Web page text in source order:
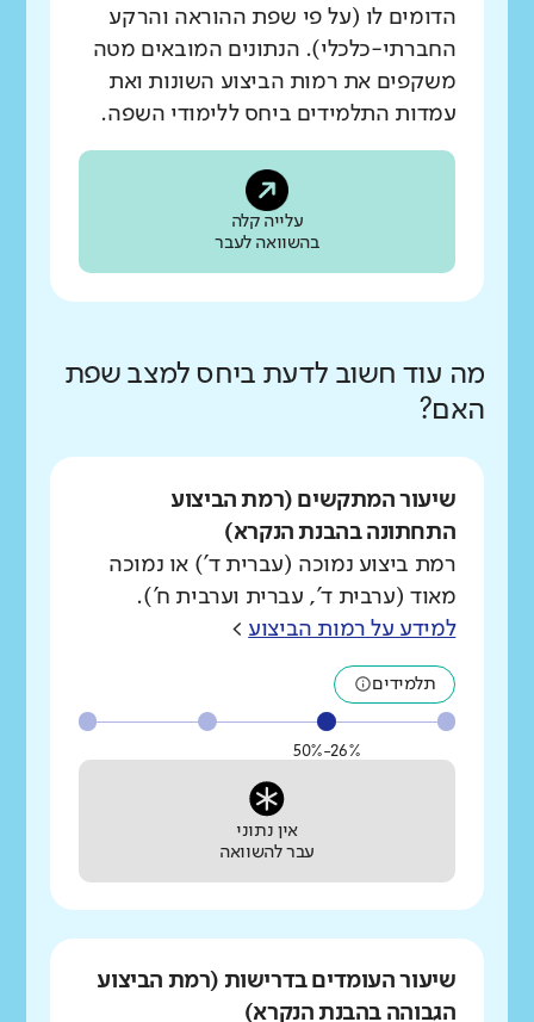
הדומים לו (על פי שפת ההוראה והרקע
החברתי-כלכלי). הנתונים המובאים מטה
משקפים את רמות הביצוע השונות ואת
עמדות התלמידים ביחס ללימודי השפה.
עלייה קלה
בהשוואה לעבר
מה עוד חשוב לדעת ביחס למצב שפת
האם?
שיעור המתקשים (רמת הביצוע
התחתונה בהבנת הנקרא)
רמת ביצוע נמוכה (עברית ד') או נמוכה
מאוד (ערבית ד', עברית וערבית ח').
למידע על רמות הביצוע >
תלמידים
26%-50%
אין נתוני
עבר להשוואה
שיעור העומדים בדרישות (רמת הביצוע
הגבוהה בהבנת הנקרא)